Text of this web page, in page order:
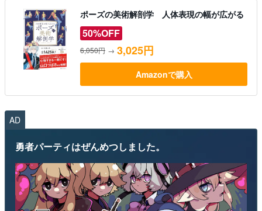
運営：株式会社マレ
ポーズの美術解剖学 人体表現の幅が広がる
50%OFF
6,050円 → 3,025円
Amazonで購入
AD
勇者パーティはぜんめつしました。